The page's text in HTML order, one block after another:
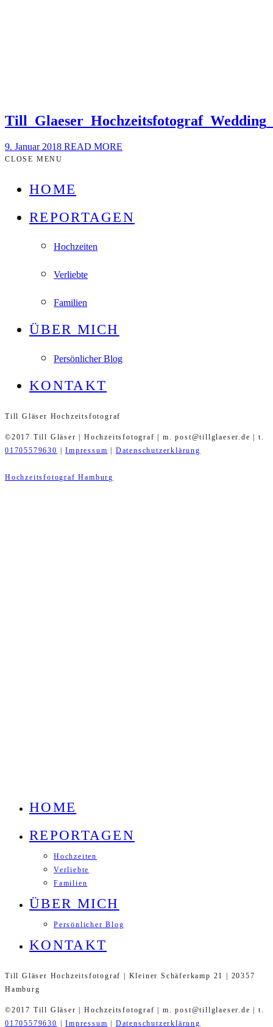
9. Januar 2018 READ MORE
CLOSE MENU
HOME
REPORTAGEN
Hochzeiten
Verliebte
Familien
ÜBER MICH
Persönlicher Blog
KONTAKT
Till Gläser Hochzeitsfotograf
©2017 Till Gläser | Hochzeitsfotograf | m. post@tillglaeser.de | t.
01705579630
|Impressum Datenschutzerklärung
Hochzeitsfotograf Hamburg
HOME
REPORTAGEN
Hochzeiten
Verliebte
Familien
ÜBER MICH
Persönlicher Blog
KONTAKT
Till Gläser Hochzeitsfotograf | Kleiner Schäferkamp 21 | 20357
Hamburg
©2017 Till Gläser | Hochzeitsfotograf | m. post@tillglaeser.de | t.
01705579630
|Impressum Datenschutzerklärung